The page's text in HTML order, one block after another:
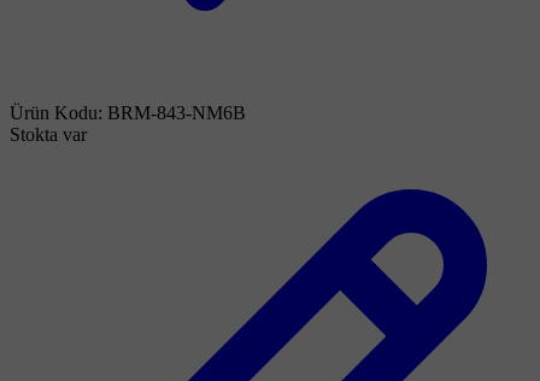
Ürün Kodu: BRM-843-NM6B
Stokta var